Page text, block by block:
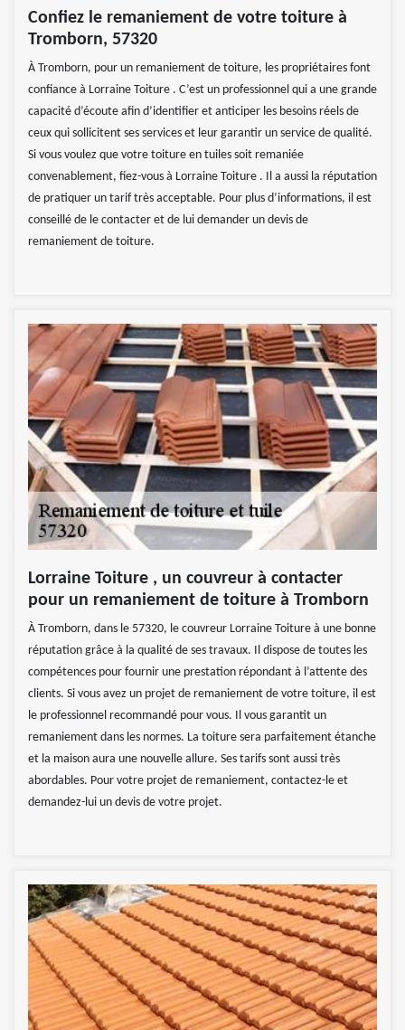
Confiez le remaniement de votre toiture à
Tromborn, 57320
À Tromborn, pour un remaniement de toiture, les propriétaires font
confiance à Lorraine Toiture . C’est un professionnel qui a une grande
capacité d’écoute afin d’identifier et anticiper les besoins réels de
ceux qui sollicitent ses services et leur garantir un service de qualité.
Si vous voulez que votre toiture en tuiles soit remaniée
convenablement, fiez-vous à Lorraine Toiture . Il a aussi la réputation
de pratiquer un tarif très acceptable. Pour plus d’informations, il est
conseillé de le contacter et de lui demander un devis de
remaniement de toiture.
Lorraine Toiture , un couvreur à contacter
pour un remaniement de toiture à Tromborn
À Tromborn, dans le 57320, le couvreur Lorraine Toiture à une bonne
réputation grâce à la qualité de ses travaux. Il dispose de toutes les
compétences pour fournir une prestation répondant à l’attente des
clients. Si vous avez un projet de remaniement de votre toiture, il est
le professionnel recommandé pour vous. Il vous garantit un
remaniement dans les normes. La toiture sera parfaitement étanche
et la maison aura une nouvelle allure. Ses tarifs sont aussi très
abordables. Pour votre projet de remaniement, contactez-le et
demandez-lui un devis de votre projet.